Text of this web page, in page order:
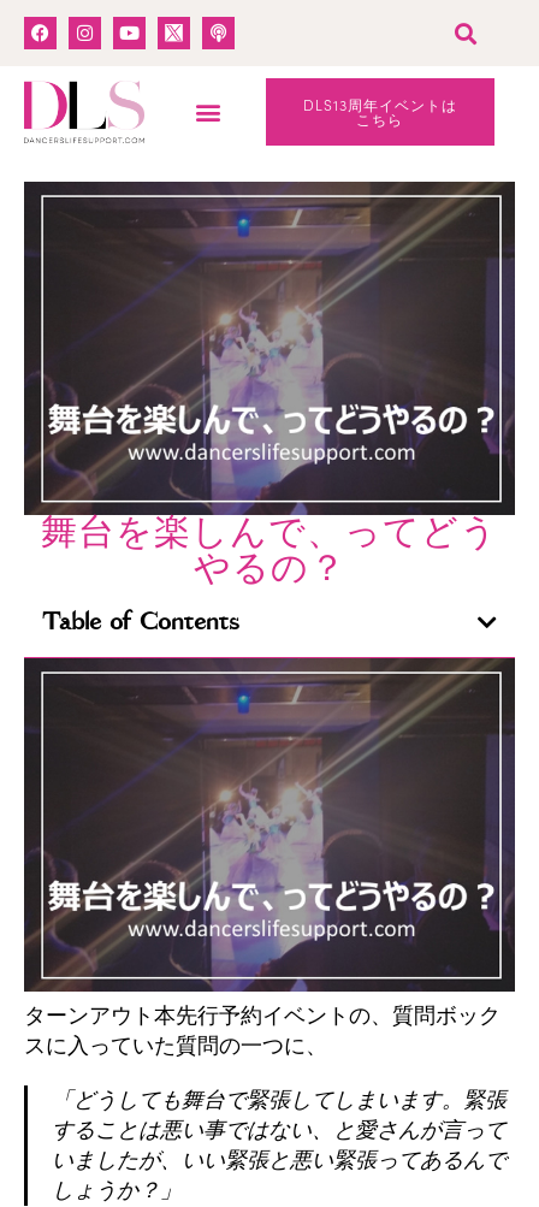
DLS13周年イベントは
こちら
舞台を楽しんで、ってどう
やるの？
Table of Contents
ターンアウト本先行予約イベントの、質問ボック
スに入っていた質問の一つに、
「どうしても舞台で緊張してしまいます。緊張
することは悪い事ではない、と愛さんが言って
いましたが、いい緊張と悪い緊張ってあるんで
しょうか？」